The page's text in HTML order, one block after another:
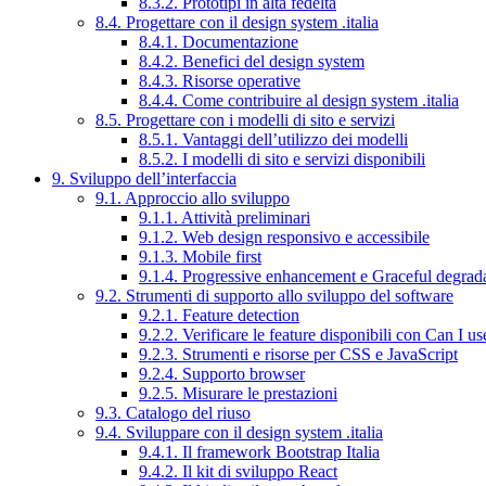
8.4. Progettare con il design system .italia
8.4.1. Documentazione
8.4.2. Benefici del design system
8.4.3. Risorse operative
8.4.4. Come contribuire al design system .italia
8.5. Progettare con i modelli di sito e servizi
8.5.1. Vantaggi dell’utilizzo dei modelli
8.5.2. I modelli di sito e servizi disponibili
9. Sviluppo dell’interfaccia
9.1. Approccio allo sviluppo
9.1.1. Attività preliminari
9.1.2. Web design responsivo e accessibile
9.1.3. Mobile first
9.1.4. Progressive enhancement e Graceful
9.2. Strumenti di supporto allo sviluppo del software
9.2.1. Feature detection
9.2.2. Verificare le feature disponibili con Can I
9.2.3. Strumenti e risorse per CSS e JavaScript
9.2.4. Supporto browser
9.2.5. Misurare le prestazioni
9.3. Catalogo del riuso
9.4. Sviluppare con il design system .italia
9.4.1. Il framework Bootstrap Italia
9.4.2. Il kit di sviluppo React